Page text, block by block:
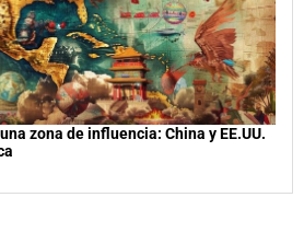
zona de influencia: China y EE.UU.